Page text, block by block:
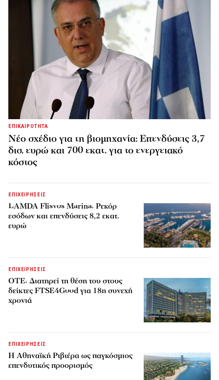
ΕΠΙΚΑΙΡΟΤΗΤΑ
Νέο σχέδιο για τη βιομηχανία: Επενδύσεις 3,7
δισ. ευρώ και 700 εκατ. για το ενεργειακό
κόστος
ΕΠΙΧΕΙΡΗΣΕΙΣ
LAMDA Flisvos Marina: Ρεκόρ
εσόδων και επενδύσεις 8,2 εκατ.
ευρώ
ΕΠΙΧΕΙΡΗΣΕΙΣ
ΟΤΕ: Διατηρεί τη θέση του στους
δείκτες FTSE4Good για 18η συνεχή
χρονιά
ΕΠΙΧΕΙΡΗΣΕΙΣ
Η Αθηναϊκή Ριβιέρα ως παγκόσμιος
επενδυτικός προορισμός